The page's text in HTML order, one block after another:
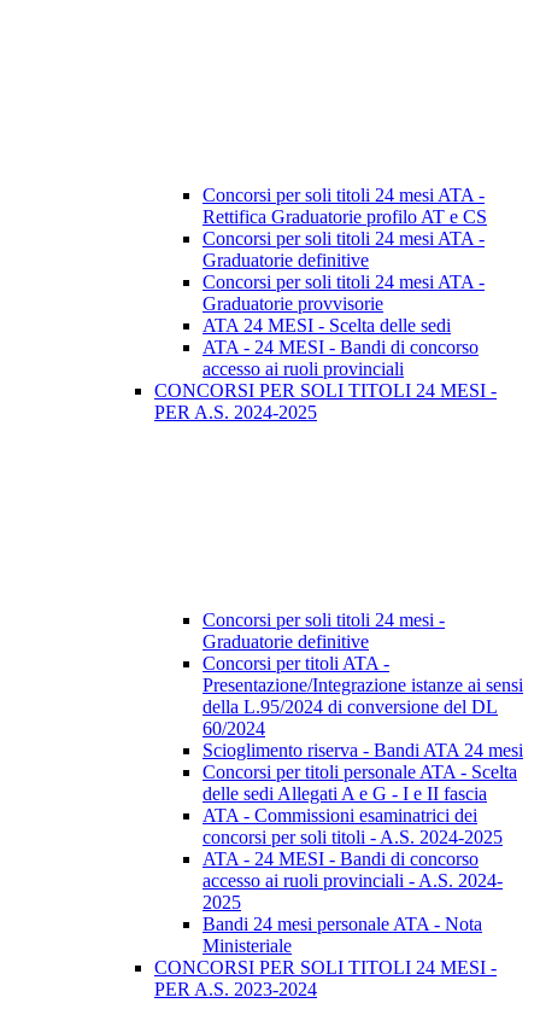
Concorsi per soli titoli 24 mesi ATA -
Rettifica Graduatorie profilo AT e CS
Concorsi per soli titoli 24 mesi ATA -
Graduatorie definitive
Concorsi per soli titoli 24 mesi ATA -
Graduatorie provvisorie
ATA 24 MESI - Scelta delle sedi
ATA - 24 MESI - Bandi di concorso
accesso ai ruoli provinciali
CONCORSI PER SOLI TITOLI 24 MESI -
PER A.S. 2024-2025
Concorsi per soli titoli 24 mesi -
Graduatorie definitive
Concorsi per titoli ATA -
Presentazione/Integrazione istanze ai sensi
della L.95/2024 di conversione del DL
60/2024
Scioglimento riserva - Bandi ATA 24 mesi
Concorsi per titoli personale ATA - Scelta
delle sedi Allegati A e G - I e II fascia
ATA - Commissioni esaminatrici dei
concorsi per soli titoli - A.S. 2024-2025
ATA - 24 MESI - Bandi di concorso
accesso ai ruoli provinciali - A.S. 2024-
2025
Bandi 24 mesi personale ATA - Nota
Ministeriale
CONCORSI PER SOLI TITOLI 24 MESI -
PER A.S. 2023-2024